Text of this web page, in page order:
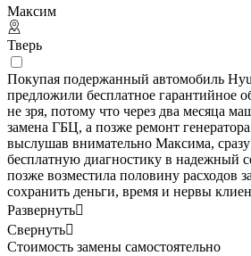
Максим
Тверь
Покупая подержанный автомобиль
предложили бесплатное гарантийное
не зря, потому что через два месяца
замена ГБЦ, а позже ремонт
выслушав внимательно Максима, сразу
бесплатную диагностику в надежный
позже возместила половину расходов
сохранить деньги, время и нервы
Развернуть
Свернуть
Стоимость замены самостоятельно